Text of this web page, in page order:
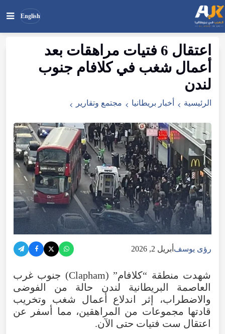
English
ابحث
في
الموقع
بحث اعتقال فتيات مراهقات بعد
أعمال شغب في كلافام جنوب
لندن
الرئيسية أخبار بريطانيا مجتمع وتقارير
رؤى يوسف أبريل 2, 2026
شهدت منطقة “كلافام” (
Clapham
) جنوب غرب
العاصمة
البريطانية لندن حالة من
الفوضى
والاضطراب، إثر اندلاع أعمال شغب
وتخريب
قادتها مجموعات من المراهقين، مما أسفر
عن
اعتقال ست فتيات حتى الآن.